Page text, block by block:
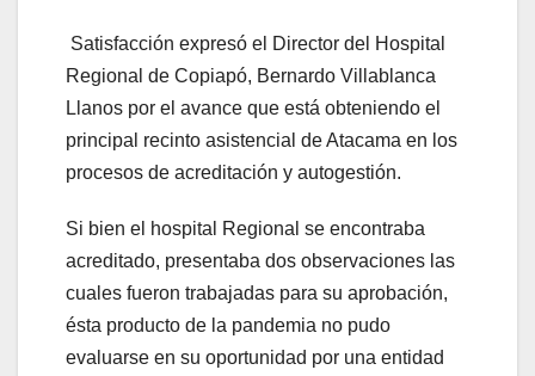
Satisfacción expresó el Director del Hospital
Regional de Copiapó, Bernardo Villablanca
Llanos por el avance que está obteniendo el
principal recinto asistencial de Atacama en los
procesos de acreditación y autogestión.
Si bien el hospital Regional se encontraba
acreditado, presentaba dos observaciones las
cuales fueron trabajadas para su aprobación,
ésta producto de la pandemia no pudo
evaluarse en su oportunidad por una entidad